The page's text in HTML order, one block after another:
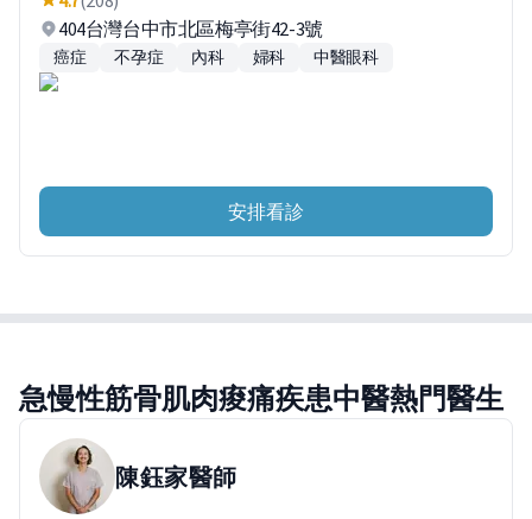
404台灣台中市北區梅亭街42-3號
癌症 不孕症 內科 婦科 中醫眼科
安排看診
急慢性筋骨肌肉痠痛疾患中醫熱門醫生
陳鈺家醫師